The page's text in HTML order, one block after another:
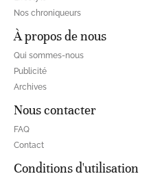
Nos chroniqueurs
À propos de nous
Qui sommes-nous
Publicité
Archives
Nous contacter
FAQ
Contact
Conditions d'utilisation